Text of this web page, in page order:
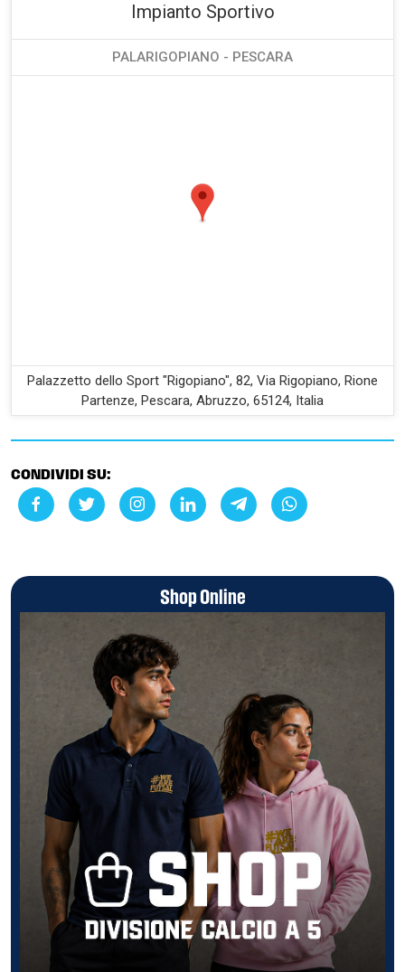
Impianto Sportivo
PALARIGOPIANO - PESCARA
Palazzetto dello Sport "Rigopiano", 82, Via Rigopiano, Rione
Partenze, Pescara, Abruzzo, 65124, Italia
CONDIVIDI SU:
Shop Online